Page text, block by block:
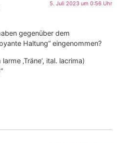
5. Juli 2023 um 0:56 Uhr
gegenüber dem
Haltung“ eingenommen?
‚Träne‘, ital. lacrima)